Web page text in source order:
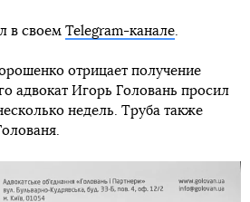
в своем Telegram-канале.
отрицает получение
адвокат Игорь Головань просил
недель. Труба также